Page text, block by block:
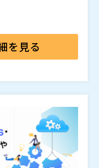
手軽にアプリを作
識がない非ITの社内
自動化ができます。
な処理を自動化でき
。 自動化イメージ
を活用してどのよ
、QA対応といった
ビスについてもご紹
企業より直接回答さ
（
） マジセミ株式
企業は将来的に追
を見る